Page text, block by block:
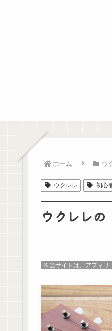
ホーム ウ
ウクレレ 初心
ウクレレ
※当サイトは、アフィリ